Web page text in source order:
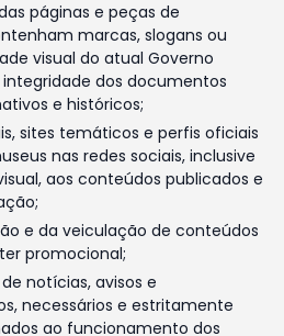
páginas e peças de
marcas, slogans ou
visual do atual Governo
integridade dos documentos
e históricos;
sites temáticos e perfis oficiais
nas redes sociais, inclusive
aos conteúdos publicados e
e da veiculação de conteúdos
promocional;
notícias, avisos e
necessários e estritamente
ao funcionamento dos